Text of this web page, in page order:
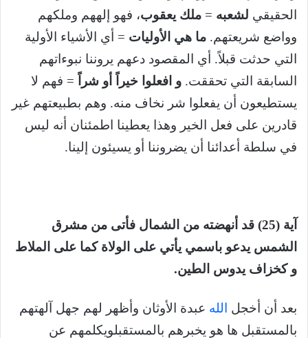
الحقيقي لشعبه = ملك يعقوب، فهو إلههم وملكهم
وواضع شريعتهم. ما هي الأوليات = أي الأشياء الأولية
التي حدثت قبلاً. أي المقصود دعهم يروننا نبوءاتهم
السابقة التي تحققت. و افعلوا خيراً أو شراً
= فهم لا
يستطيعون أن يفعلوا شر نخاف منه. وهم بطبيعتهم غير
قادرين على فعل الخير وهذا يعطينا اطمئنان أنه ليس
في سلطة أعدائنا أن يضروننا أو يسيئون إلينا.
آية (25) قد أنهضته من الشمال فأتى من مشرق
الشمس يدعو باسمي يأتي على الولاة كما على الملاط
و كخزاف يدوس الطين.
بعد أن أخجل الله عبدة الأوثان وأظهر لهم جهل آلهتهم
بالمستقبل ها هو يخبرهم بالمستقبلويكلمهم عن